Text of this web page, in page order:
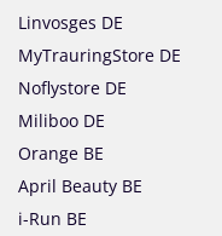
Linvosges DE
MyTrauringStore DE
Noflystore DE
Miliboo DE
Orange BE
April Beauty BE
i-Run BE